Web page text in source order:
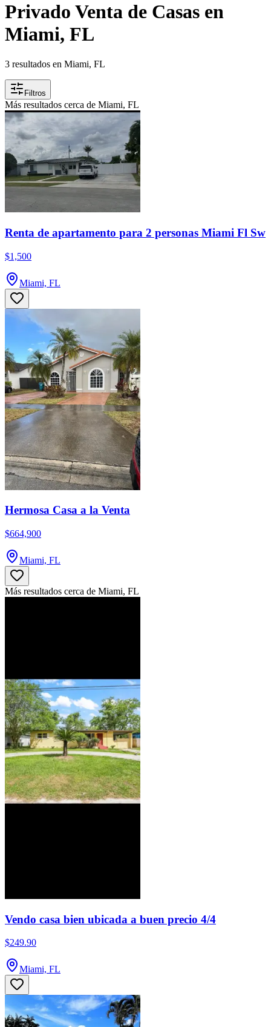
Privado Venta de Casas en
Miami, FL
3 resultados en Miami, FL
Filtros
Más resultados cerca de Miami, FL
Renta de apartamento para 2 personas Miami Fl Sw
$1,500
Miami, FL
Hermosa Casa a la Venta
$664,900
Miami, FL
Más resultados cerca de Miami, FL
Vendo casa bien ubicada a buen precio 4/4
$249.90
Miami, FL